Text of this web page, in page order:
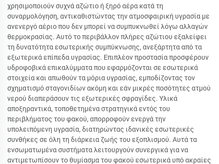
χρησιμοποιούν συχνά αζώτιο ή ξηρό αέρα κατά τη
συναρμολόγηση, αντικαθιστώντας την ατμοσφαιρική υγρασία με
ανενεργό αέριο που δεν μπορεί να συμπυκνωθεί λόγω αλλαγών
θερμοκρασίας. Αυτό το περιβάλλον πλήρες αζώτιου εξαλείφει
τη δυνατότητα εσωτερικής συμπύκνωσης, ανεξάρτητα από τα
εξωτερικά επίπεδα υγρασίας. Επιπλέον προστασία προσφέρουν
υδροφοβικά επικαλύμματα που εφαρμόζονται σε εσωτερικά
στοιχεία και απωθούν τα μόρια υγρασίας, εμποδίζοντας τον
σχηματισμό σταγονιδίων ακόμη και εάν μικρές ποσότητες ατμού
νερού διαπεράσουν τις εξωτερικές σφραγίδες. Υλικά
αποξηραντικά, τοποθετημένα στρατηγικά εντός του
περιβλήματος του φακού, απορροφούν ενεργά την
υπολειπόμενη υγρασία, διατηρώντας ιδανικές εσωτερικές
συνθήκες σε όλη τη διάρκεια ζωής του εξοπλισμού. Αυτά τα
ενσωματωμένα συστήματα λειτουργούν συνεργικά για να
αντιμετωπίσουν το θυμίασμα του φακού εσωτερικά υπό ακραίες